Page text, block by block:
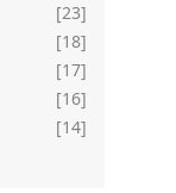
[23]
[18]
[17]
[16]
[14]